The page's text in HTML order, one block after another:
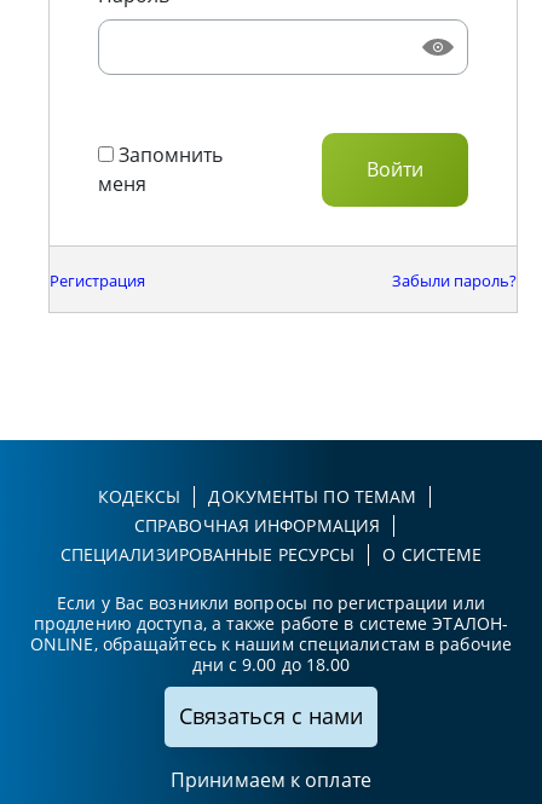
Запомнить
меня
Регистрация Забыли пароль?
КОДЕКСЫ
ДОКУМЕНТЫ ПО ТЕМАМ
СПРАВОЧНАЯ ИНФОРМАЦИЯ
СПЕЦИАЛИЗИРОВАННЫЕ РЕСУРСЫ
О СИСТЕМЕ
Если у Вас возникли вопросы по регистрации или
продлению доступа, а также работе в системе ЭТАЛОН-
ONLINE, обращайтесь к нашим специалистам в рабочие
дни с 9.00 до 18.00
Связаться с нами
Принимаем к оплате